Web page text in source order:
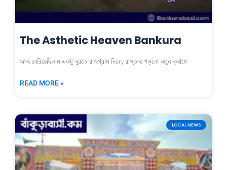
The Asthetic Heaven Bankura
আজ বেরিয়েছিলাম একটু ঘুরতে রাজগ্রাম দিকে, রাস্তায় পড়লো নতুন ক্যাফে
READ MORE »
LOCAL NEWS